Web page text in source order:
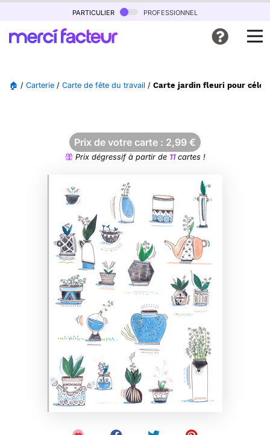
particulier professionnel
🏠 / Carterie / Carte de fête du travail / Carte jardin fleuri pour
Prix de votre carte : 2,99 €
Prix dégressif à partir de 11cartes !